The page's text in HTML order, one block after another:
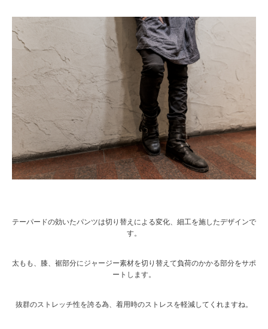
テーパードの効いたパンツは切り替えによる変化、細工を施したデザインで
す。
太もも、膝、裾部分にジャージー素材を切り替えて負荷のかかる部分をサポ
ートします。
抜群のストレッチ性を誇る為、着用時のストレスを軽減してくれますね。